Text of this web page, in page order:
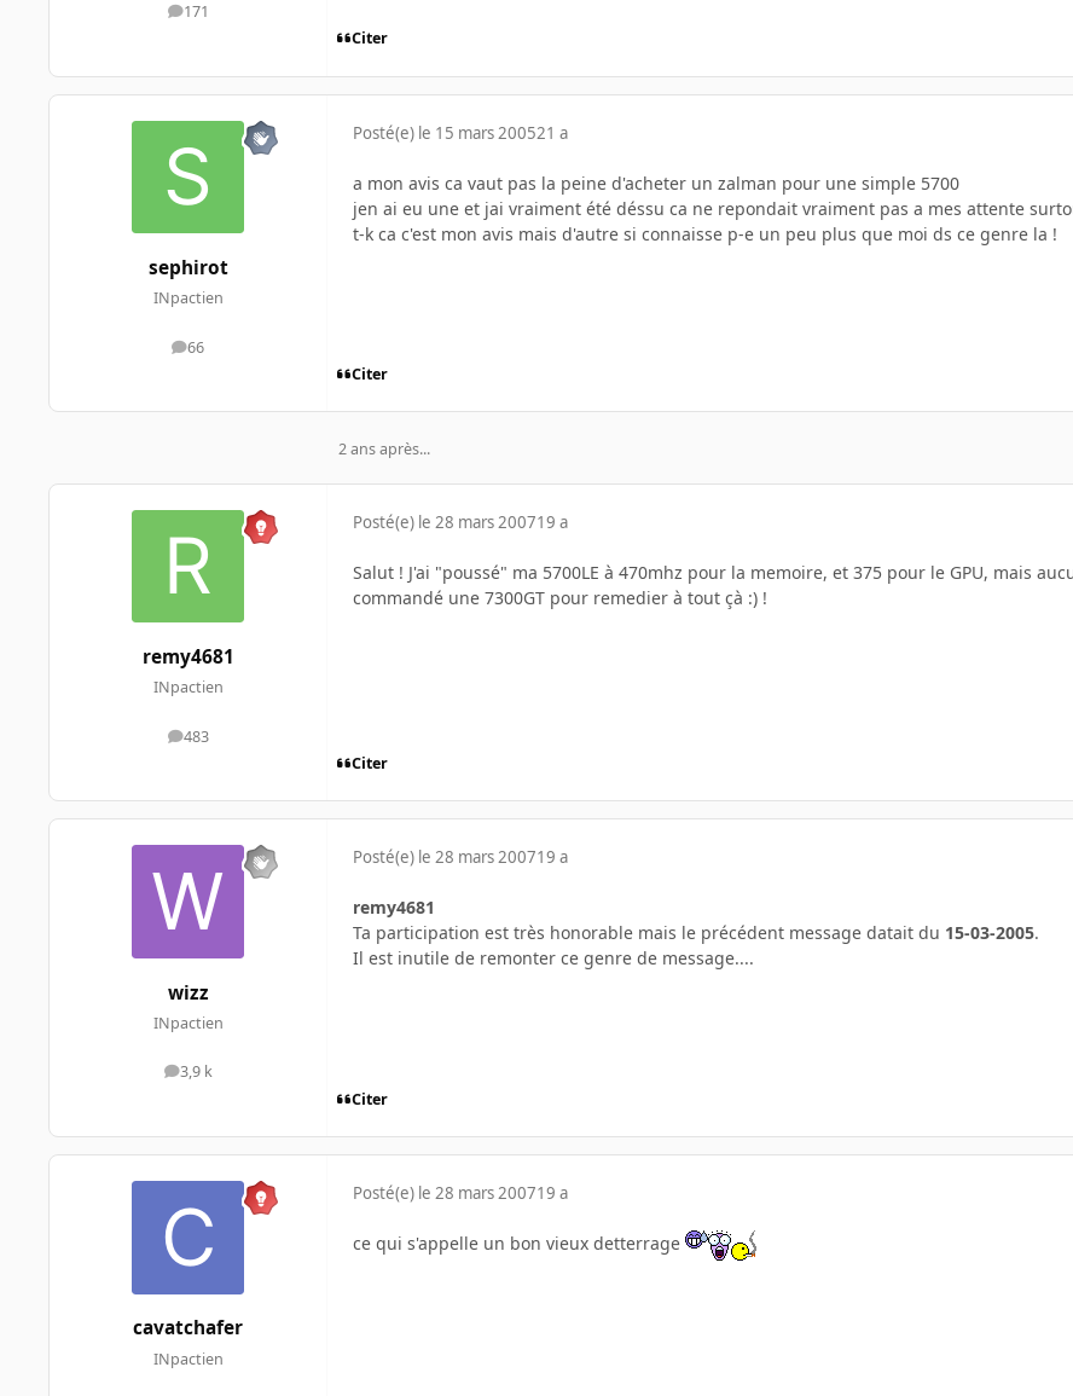
171
messages
Citer
sephirot
INpactien
66
messages
Posté(e) le 15 mars 200521 a
a mon avis ca vaut pas la peine d'acheter un zalman pour une simple 5700
jen ai eu une et jai vraiment été déssu ca ne repondait vraiment pas a mes attente
t-k ca c'est mon avis mais d'autre si connaisse p-e un peu plus que moi ds ce genre la !
Citer
2 ans après...
remy4681
INpactien
483
messages
Posté(e) le 28 mars 200719 a
Salut ! J'ai "poussé" ma 5700LE à 470mhz pour la memoire, et 375 pour le GPU, mais
commandé une 7300GT pour remedier à tout çà :) !
Citer
wizz
INpactien
3,9 k
messages
Posté(e) le 28 mars 200719 a
remy4681
Ta participation est très honorable mais le précédent message datait du 15-03-2005.
Il est inutile de remonter ce genre de message....
Citer
cavatchafer
INpactien
Posté(e) le 28 mars 200719 a
ce qui s'appelle un bon vieux detterrage